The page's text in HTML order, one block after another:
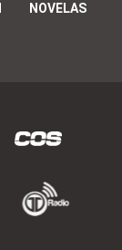
NOVELAS